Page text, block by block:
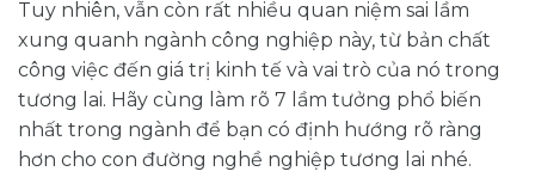
Tuy nhiên, vẫn còn rất nhiều quan niệm sai lầm
xung quanh ngành công nghiệp này, từ bản chất
công việc đến giá trị kinh tế và vai trò của nó trong
tương lai. Hãy cùng làm rõ 7 lầm tưởng phổ biến
nhất trong ngành để bạn có định hướng rõ ràng
hơn cho con đường nghề nghiệp tương lai nhé.